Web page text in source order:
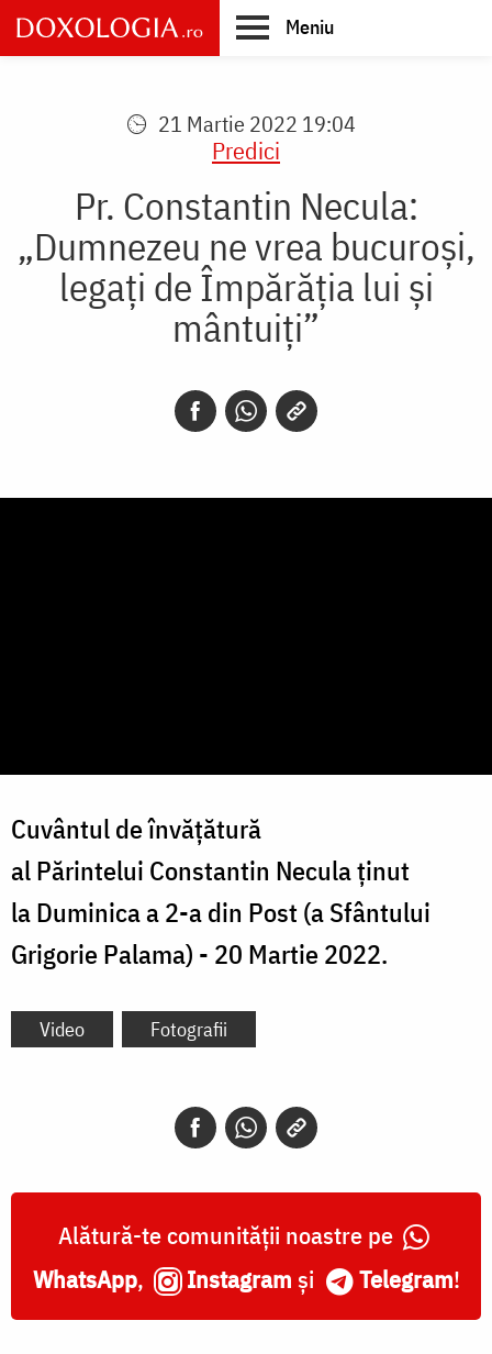
Skip
to
main
Meniu
21 Martie 2022 19:04
Predici
Pr. Constantin Necula:
„Dumnezeu ne vrea bucuroși,
legați de Împărăția lui și
mântuiți”
Cuvântul de învățătură
al Părintelui Constantin Necula ținut
la Duminica a 2-a din Post (a Sfântului
Grigorie Palama) - 20 Martie 2022.
Video Fotografii
Alătură-te comunității noastre pe
WhatsApp, Instagram și Telegram!